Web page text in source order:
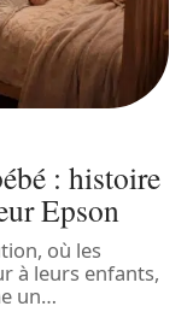
: histoire
Epson
où les
à leurs enfants,
un…